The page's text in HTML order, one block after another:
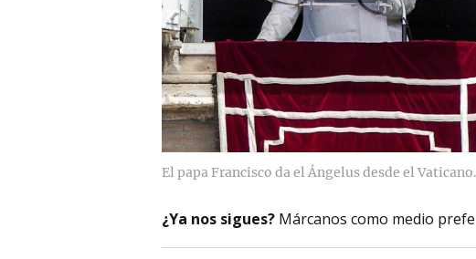
El papa Francisco da el Ángelus desde el Vaticano.
¿Ya nos sigues? Márcanos como medio